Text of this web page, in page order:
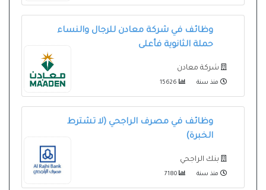
وظائف في شركة معادن للرجال والنساء
حملة الثانوية فأعلى
شركة معادن
منذ سنة
وظائف في مصرف الراجحي (لا تشترط
الخبرة)
بنك الراجحي
منذ سنة